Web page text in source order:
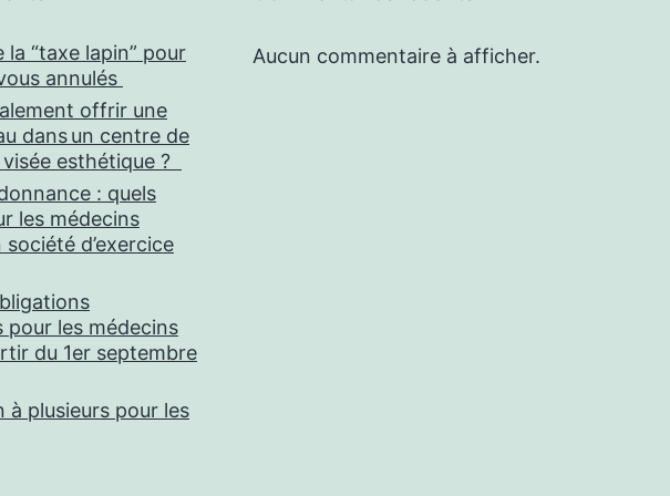
la “taxe lapin” pour
annulés
offrir une
dans un centre de
esthétique ?
: quels
les médecins
d’exercice
pour les médecins
du 1er septembre
à plusieurs pour les
Aucun commentaire à afficher.